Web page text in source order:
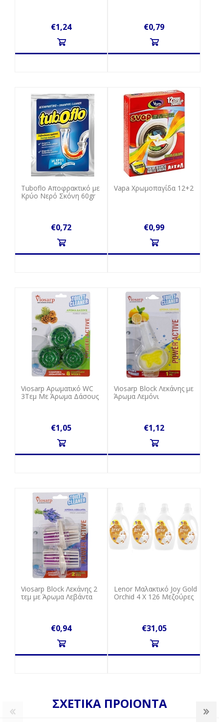
€1,24 €0,79
Tuboflo Αποφρακτικό με
Κρύο Νερό Σκόνη 60gr
€0,72
Vapa Χρωμοπαγίδα 12+2
€0,99
Viosarp Αρωματικό WC
3Τεμ Με Άρωμα Δάσους
€1,05
Viosarp Block Λεκάνης με
Άρωμα Λεμόνι
€1,12
Viosarp Block Λεκάνης 2
τεμ με Άρωμα Λεβάντα
€0,94
Lenor Mαλακτικό Joy Gold
Orchid 4 Χ 126 Mεζούρες
€31,05
ΣΧΕΤΙΚΑ ΠΡΟΙΟΝΤΑ